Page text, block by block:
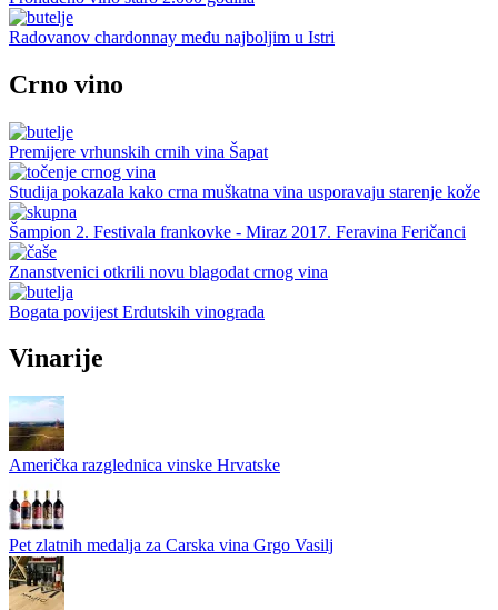
Radovanov chardonnay među najboljim u Istri
Crno vino
Premijere vrhunskih crnih vina Šapat
Studija pokazala kako crna muškatna vina usporavaju starenje kože
Šampion 2. Festivala frankovke - Miraz 2017. Feravina Feričanci
Znanstvenici otkrili novu blagodat crnog vina
Bogata povijest Erdutskih vinograda
Vinarije
Američka razglednica vinske Hrvatske
Pet zlatnih medalja za Carska vina Grgo Vasilj